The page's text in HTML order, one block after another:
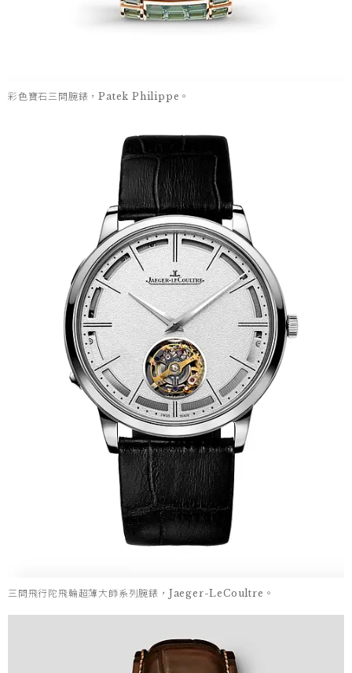
彩色寶石三問腕錶，Patek Philippe。
三問飛行陀飛輪超薄大師系列腕錶，Jaeger-LeCoultre。